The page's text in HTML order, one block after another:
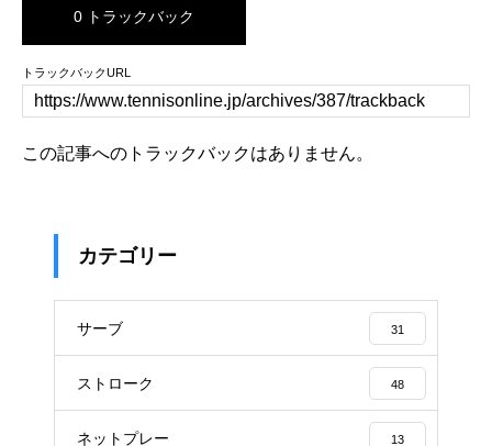
0 トラックバック
トラックバックURL
この記事へのトラックバックはありません。
カテゴリー
サーブ 31
ストローク 48
ネットプレー 13